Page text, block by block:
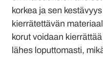
korkea ja sen
kierrätettävän
korut voidaan
lähes loputtomasti,